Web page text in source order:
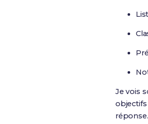
Je vois
objectifs
réponse.